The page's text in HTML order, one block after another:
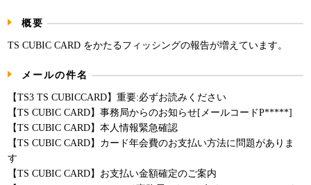
メンバー
入会案内
パンフレット
概要
TS CUBIC CARD をかたるフィッシングの報告が増えています。
メールの件名
【TS3 TS CUBICCARD】重要:必ずお読みください
【TS CUBIC CARD】事務局からのお知らせ[メールコードP*****]
【TS CUBIC CARD】本人情報緊急確認
【TS CUBIC CARD】カード年会費のお支払い方法に問題がありま
す
【TS CUBIC CARD】お支払い金額確定のご案内